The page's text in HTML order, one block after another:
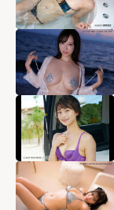
道美少女の清楚
さとGカップの破
壊力"
width="304"
height="203"
loading="lazy"
fetchpriority="h
igh">
日下部ほたるが
甘く壊れる！ 天
才的頭脳と爆乳
ボディのギャッ
プに注目"
width="304"